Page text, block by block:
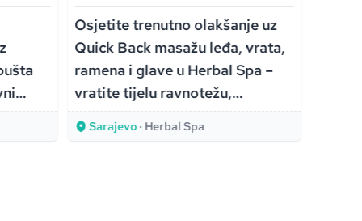
Osjetite trenutno olakšanje uz
Quick Back masažu leđa, vrata,
ramena i glave u Herbal Spa –
vratite tijelu ravnotežu,
opuštenost i energiju!
Sarajevo· Herbal Spa